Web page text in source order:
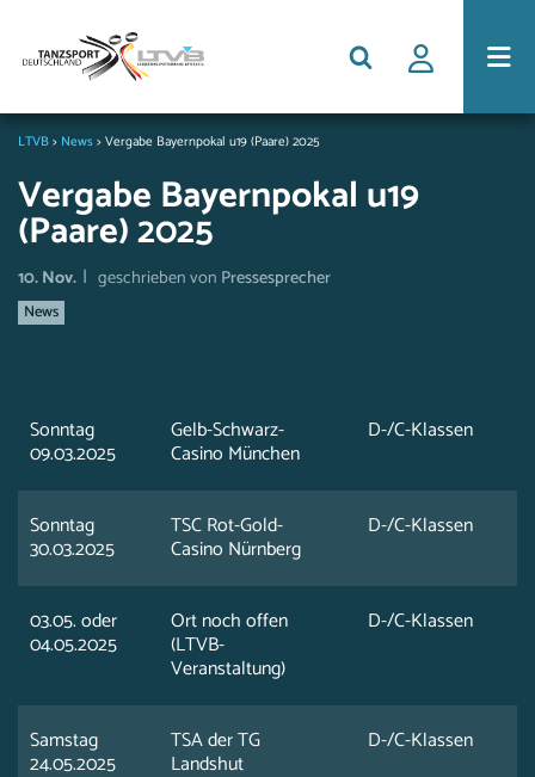
LTVB> News>Vergabe Bayernpokal u19 (Paare) 2025
Vergabe Bayernpokal u19
(Paare) 2025
10. Nov. | geschrieben von Pressesprecher
News
Sonntag
09.03.2025
Gelb-Schwarz-
Casino München
D-/C-Klassen
Sonntag
30.03.2025
TSC Rot-Gold-
Casino Nürnberg
D-/C-Klassen
03.05. oder
04.05.2025
Ort noch offen
(LTVB-
Veranstaltung)
D-/C-Klassen
Samstag
24.05.2025
TSA der TG
Landshut
D-/C-Klassen